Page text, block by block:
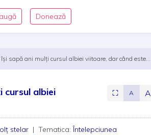
Donează
îşi sapă ani mulţi cursul albiei viitoare, dar când este...
cursul albiei
⛶ A A
stelar | Tematica:Întelepciunea